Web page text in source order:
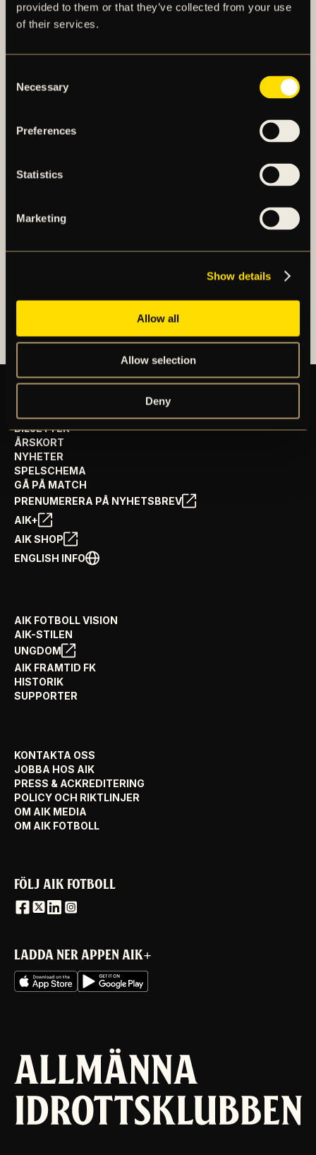
provided to them or that they’ve collected from your use
of their services.
Selection
Necessary
Preferences
Statistics
Marketing
Show details
Allow all
Allow selection
Deny
AIK – SEDAN 1891
AIK Fotboll AB bedriver AIK Fotbollsförenings
elitfotbollsverksamhet genom ett herrlag och ett
spelar i OBOS Damallsvenskan. AIK Fotboll AB är
AIK FOTBOLLSFÖRENING
BILJETTER
ÅRSKORT
NYHETER
SPELSCHEMA
GÅ PÅ MATCH
PRENUMERERA PÅ NYHETSBREV
AIK+
AIK SHOP
ENGLISH INFO
AIK FOTBOLL VISION
AIK-STILEN
UNGDOM
AIK FRAMTID FK
HISTORIK
SUPPORTER
KONTAKTA OSS
JOBBA HOS AIK
PRESS & ACKREDITERING
POLICY OCH RIKTLINJER
OM AIK MEDIA
OM AIK FOTBOLL
FÖLJ AIK FOTBOLL
LADDA NER APPEN AIK+